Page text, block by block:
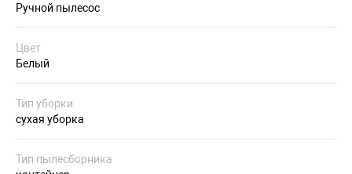
Ручной пылесос
Цвет
Белый
Тип уборки
сухая уборка
Тип пылесборника